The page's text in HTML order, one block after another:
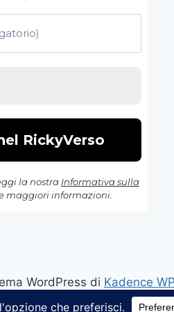
la nostra Informativa sulla
maggiori informazioni.
WordPress di Kadence